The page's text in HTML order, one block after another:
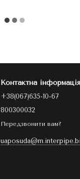
Контактна інформація
+38(067)635-10-67
800300032
Передзвонити вам?